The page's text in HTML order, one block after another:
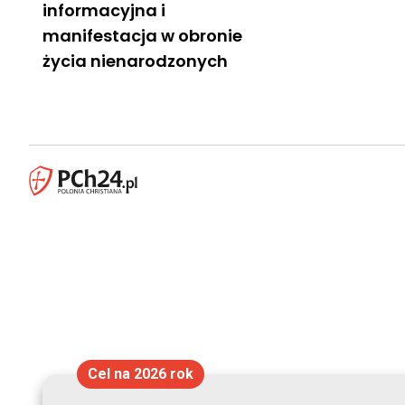
informacyjna i
manifestacja w obronie
życia nienarodzonych
Cel na 2026 rok